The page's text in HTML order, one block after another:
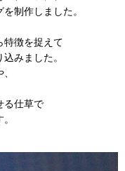
制作しました。
特徴を捉えて
みました。
る仕草で